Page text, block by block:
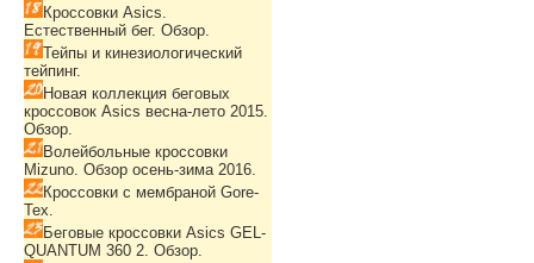
Кроссовки Asics.
Естественный бег. Обзор.
Тейпы и кинезиологический
тейпинг.
Новая коллекция беговых
кроссовок Asics весна-лето 2015.
Обзор.
Волейбольные кроссовки
Mizuno. Обзор осень-зима 2016.
Кроссовки с мембраной Gore-
Tex.
Беговые кроссовки Asics GEL-
QUANTUM 360 2. Обзор.